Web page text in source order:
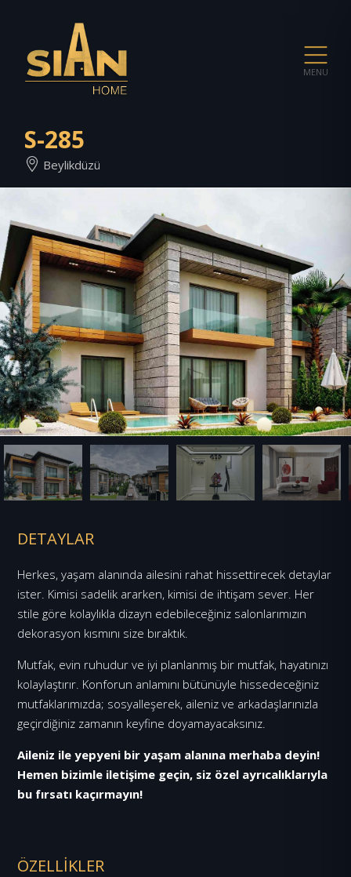
MENU
S-285
Beylikdüzü
DETAYLAR
Herkes, yaşam alanında ailesini rahat hissettirecek detaylar
ister. Kimisi sadelik ararken, kimisi de ihtişam sever. Her
stile göre kolaylıkla dizayn edebileceğiniz salonlarımızın
dekorasyon kısmını size bıraktık.
Mutfak, evin ruhudur ve iyi planlanmış bir mutfak, hayatınızı
kolaylaştırır. Konforun anlamını bütünüyle hissedeceğiniz
mutfaklarımızda; sosyalleşerek, aileniz ve arkadaşlarınızla
geçirdiğiniz zamanın keyfine doyamayacaksınız.
Aileniz ile yepyeni bir yaşam alanına merhaba deyin!
Hemen bizimle iletişime geçin, siz özel ayrıcalıklarıyla
bu fırsatı kaçırmayın!
ÖZELLİKLER